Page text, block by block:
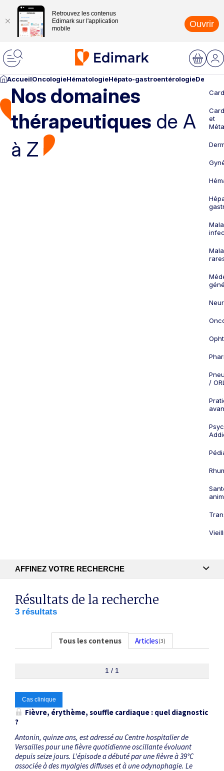
Retrouvez les contenus
Edimark sur l'application
mobile
Ouvrir
AccueilOncologieHématologieHépato-gastroentérologie
Nos domaines
thérapeutiques de A
à Z
et
/
AFFINEZ VOTRE RECHERCHE
Recherche textuelle
maladie de Still
Dates
Du
Résultats de la recherche
3 résultats
Tous les contenus Articles(3)
1 / 1
Cas clinique
Fièvre, érythème, souffle cardiaque : quel diagnostic
?
Antonin, quinze ans, est adressé au Centre hospitalier de
Versailles pour une fièvre quotidienne oscillante évoluant
depuis seize jours. L'épisode a débuté par une fièvre à 39°C
associée à des myalgies diffuses et à une odynophagie. Le